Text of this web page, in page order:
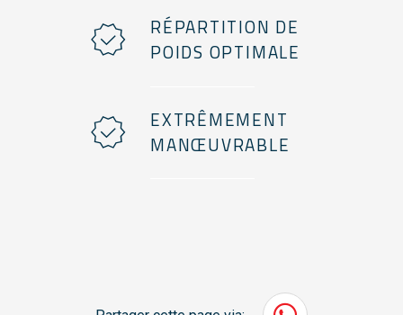
RÉPARTITION DE
POIDS OPTIMALE
EXTRÊMEMENT
MANŒUVRABLE